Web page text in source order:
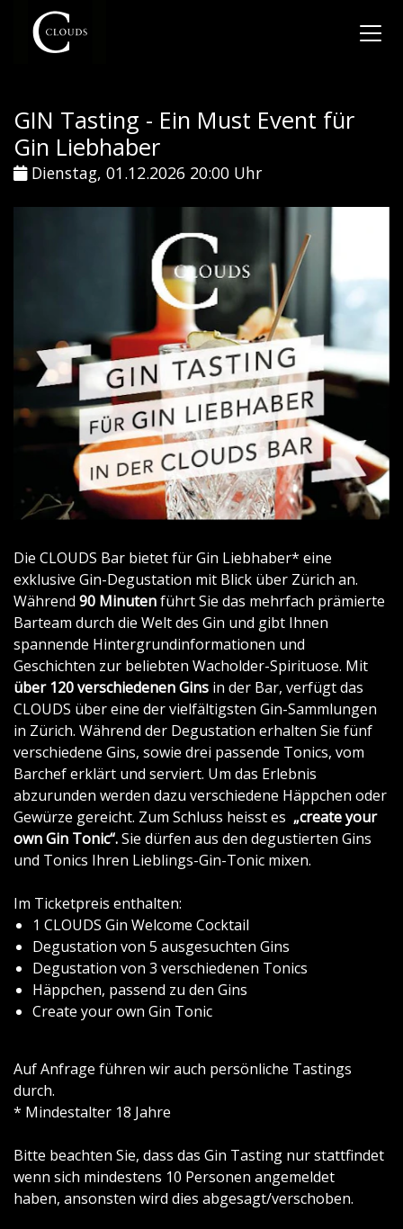
GIN Tasting - Ein Must Event für
Gin Liebhaber
Dienstag, 01.12.2026 20:00 Uhr
Die CLOUDS Bar bietet für Gin Liebhaber* eine
exklusive Gin-Degustation mit Blick über Zürich an.
Während 90 Minutenführt Sie das mehrfach prämierte
Barteam durch die Welt des Gin und gibt Ihnen
spannende Hintergrundinformationen und
Geschichten zur beliebten Wacholder-Spirituose. Mit
über 120 verschiedenen Gins in der Bar, verfügt das
CLOUDS über eine der vielfältigsten Gin-Sammlungen
in Zürich. Während der Degustation erhalten Sie fünf
verschiedene Gins, sowie drei passende Tonics, vom
Barchef erklärt und serviert. Um das Erlebnis
abzurunden werden dazu verschiedene Häppchen oder
Gewürze gereicht. Zum Schluss heisst es „create your
own Gin Tonic“.Sie dürfen aus den degustierten Gins
und Tonics Ihren Lieblings-Gin-Tonic mixen.
Im Ticketpreis enthalten:
1 CLOUDS Gin Welcome Cocktail
Degustation von 5 ausgesuchten Gins
Degustation von 3 verschiedenen Tonics
Häppchen, passend zu den Gins
Create your own Gin Tonic
Auf Anfrage führen wir auch persönliche Tastings
durch.
* Mindestalter 18 Jahre
Bitte beachten Sie, dass das Gin Tasting nur stattfindet
wenn sich mindestens 10 Personen angemeldet
haben, ansonsten wird dies abgesagt/verschoben.